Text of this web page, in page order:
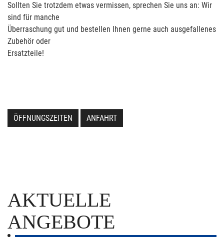
Sollten Sie trotzdem etwas vermissen, sprechen Sie uns an: Wir
sind für manche
Überraschung gut und bestellen Ihnen gerne auch ausgefallenes
Zubehör oder
Ersatzteile!
ÖFFNUNGSZEITEN ANFAHRT
AKTUELLE
ANGEBOTE